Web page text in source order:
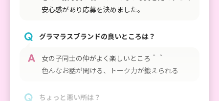
安心感があり応募を決めました。
グラマラスブランドの良いところは？
女の子同士の仲がよく楽しいところ＾＾
色んなお話が聞ける、トーク力が鍛えられる
ちょっと悪い所は？